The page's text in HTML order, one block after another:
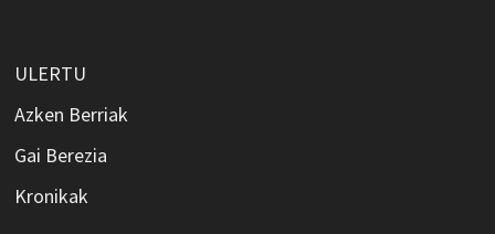
ULERTU
Azken Berriak
Gai Berezia
Kronikak